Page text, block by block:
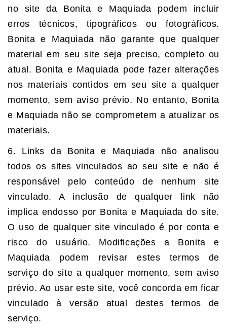
no site da Bonita e Maquiada podem incluir
erros técnicos, tipográficos ou fotográficos.
Bonita e Maquiada não garante que qualquer
material em seu site seja preciso, completo ou
atual. Bonita e Maquiada pode fazer alterações
nos materiais contidos em seu site a qualquer
momento, sem aviso prévio. No entanto, Bonita
e Maquiada não se comprometem a atualizar os
materiais.
6. Links da Bonita e Maquiada não analisou
todos os sites vinculados ao seu site e não é
responsável pelo conteúdo de nenhum site
vinculado. A inclusão de qualquer link não
implica endosso por Bonita e Maquiada do site.
O uso de qualquer site vinculado é por conta e
risco do usuário. Modificações a Bonita e
Maquiada podem revisar estes termos de
serviço do site a qualquer momento, sem aviso
prévio. Ao usar este site, você concorda em ficar
vinculado à versão atual destes termos de
serviço.